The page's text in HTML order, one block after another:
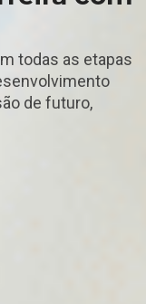
todas as etapas
de futuro,